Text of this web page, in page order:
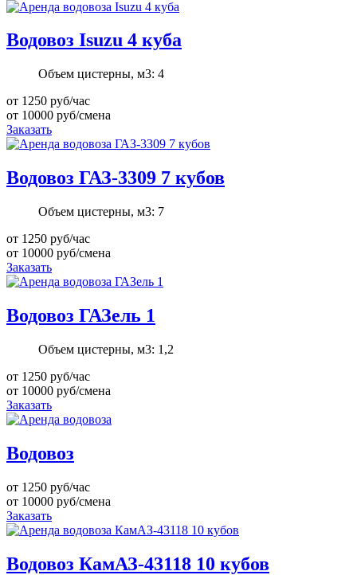
Водовоз Isuzu 4 куба
Объем цистерны, м3: 4
от 1250 руб/час
от 10000 руб/смена
Заказать
Водовоз ГАЗ-3309 7 кубов
Объем цистерны, м3: 7
от 1250 руб/час
от 10000 руб/смена
Заказать
Водовоз ГАЗель 1
Объем цистерны, м3: 1,2
от 1250 руб/час
от 10000 руб/смена
Заказать
Водовоз
от 1250 руб/час
от 10000 руб/смена
Заказать
Водовоз КамАЗ-43118 10 кубов